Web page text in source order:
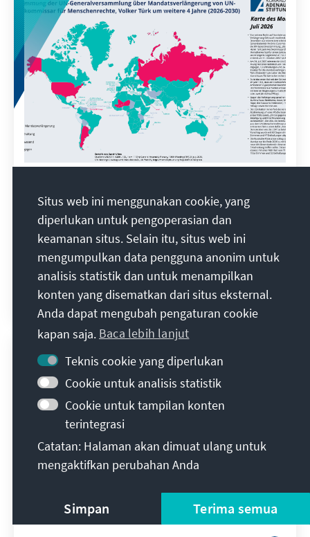
Generalversammlung zu Volker Türk,
UN-Hochkommissar für
Menschenrechte
Map of the Month 07/2026
Sarah Ultes 31 Juli 2026 Map of the Month
UN Women/Sayed Habib Bidell
Situs web ini menggunakan cookie, yang
diperlukan untuk pengoperasian dan
keamanan situs. Selain itu, situs web ini
mengumpulkan data pengguna anonim untuk
analisis statistik dan untuk menampilkan
konten yang disematkan dari situs eksternal.
Anda dapat mengubah pengaturan cookie
kapan saja. Baca lebih lanjut
Teknis cookie yang diperlukan
Cookie untuk analisis statistik
Cookie untuk tampilan konten
terintegrasi
Catatan: Halaman akan dimuat ulang untuk
mengaktifkan perubahan Anda
Simpan Terima semua